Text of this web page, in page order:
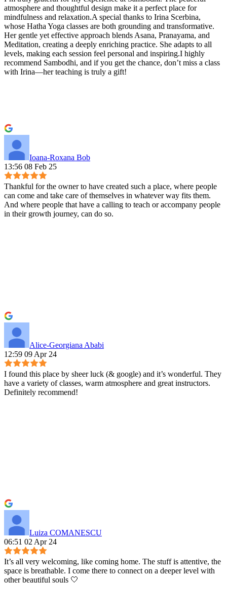
atmosphere and thoughtful design make it a perfect place for
mindfulness and relaxation.A special thanks to Irina Scerbina,
whose Hatha Yoga classes are both grounding and transformative.
Her gentle yet effective approach blends Asana, Pranayama, and
Meditation, creating a deeply enriching practice. She adapts to all
levels, making each session feel personal and inspiring.I highly
recommend Sambodhi, and if you get the chance, don’t miss a class
with Irina—her teaching is truly a gift!
Ioana-Roxana Bob
13:56 08 Feb 25
Thankful for the owner to have created such a place, where people
can come and take care of themselves in whatever way fits them.
And where people that have a calling to teach or accompany people
in their growth journey, can do so.
Alice-Georgiana Ababi
12:59 09 Apr 24
I found this place by sheer luck (& google) and it’s wonderful. They
have a variety of classes, warm atmosphere and great instructors.
Definitely recommend!
Luiza COMANESCU
06:51 02 Apr 24
It’s all very welcoming, like coming home. The stuff is attentive, the
space is breathable. I come there to connect on a deeper level with
other beautiful souls 🤍